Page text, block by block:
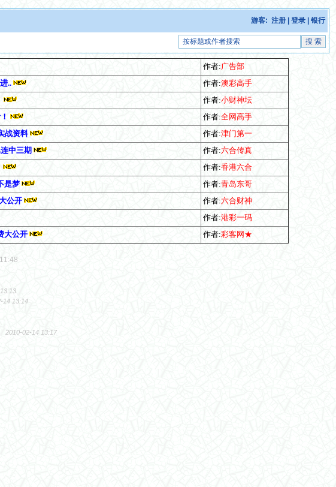
游客:注册 |登录 |银行